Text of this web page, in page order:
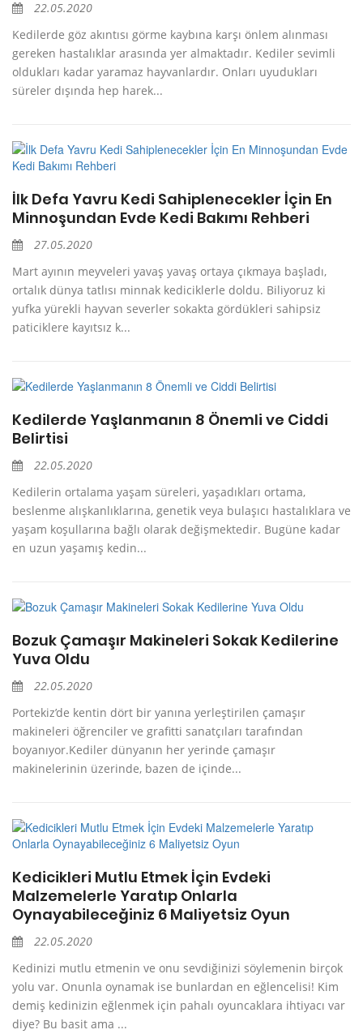
22.05.2020
Kedilerde göz akıntısı görme kaybına karşı önlem alınması
gereken hastalıklar arasında yer almaktadır. Kediler sevimli
oldukları kadar yaramaz hayvanlardır. Onları uyudukları
süreler dışında hep harek...
İlk Defa Yavru Kedi Sahiplenecekler İçin En
Minnoşundan Evde Kedi Bakımı Rehberi
27.05.2020
Mart ayının meyveleri yavaş yavaş ortaya çıkmaya başladı,
ortalık dünya tatlısı minnak kediciklerle doldu. Biliyoruz ki
yufka yürekli hayvan severler sokakta gördükleri sahipsiz
paticiklere kayıtsız k...
Kedilerde Yaşlanmanın 8 Önemli ve Ciddi
Belirtisi
22.05.2020
Kedilerin ortalama yaşam süreleri, yaşadıkları ortama,
beslenme alışkanlıklarına, genetik veya bulaşıcı hastalıklara ve
yaşam koşullarına bağlı olarak değişmektedir. Bugüne kadar
en uzun yaşamış kedin...
Bozuk Çamaşır Makineleri Sokak Kedilerine
Yuva Oldu
22.05.2020
Portekiz’de kentin dört bir yanına yerleştirilen çamaşır
makineleri öğrenciler ve grafitti sanatçıları tarafından
boyanıyor.Kediler dünyanın her yerinde çamaşır
makinelerinin üzerinde, bazen de içinde...
Kedicikleri Mutlu Etmek İçin Evdeki
Malzemelerle Yaratıp Onlarla
Oynayabileceğiniz 6 Maliyetsiz Oyun
22.05.2020
Kedinizi mutlu etmenin ve onu sevdiğinizi söylemenin birçok
yolu var. Onunla oynamak ise bunlardan en eğlencelisi! Kim
demiş kedinizin eğlenmek için pahalı oyuncaklara ihtiyacı var
diye? Bu basit ama ...